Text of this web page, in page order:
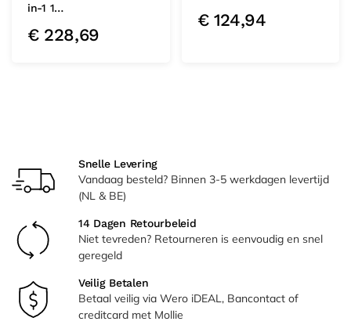
in-1 1…
€228,69
€124,94
Snelle Levering
Vandaag besteld? Binnen 3-5 werkdagen levertijd
(NL & BE)
14 Dagen Retourbeleid
Niet tevreden? Retourneren is eenvoudig en snel
geregeld
Veilig Betalen
Betaal veilig via Wero iDEAL, Bancontact of
creditcard met Mollie